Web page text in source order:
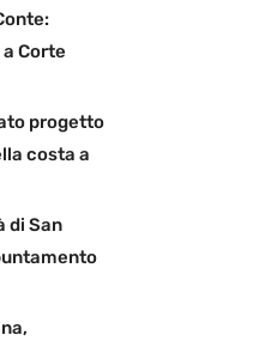
Corte
progetto
costa a
di San